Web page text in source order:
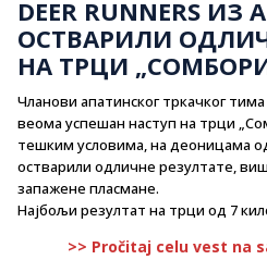
DEER RUNNERS
ОСТВАРИЛИ
НА ТРЦИ
Чланови апатинског тркачког
веома успешан наступ на трци
тешким условима, на деоницама
остварили одличне резултате,
запажене пласмане.
Најбољи резултат на трци од 7
>> Pročitaj celu vest na